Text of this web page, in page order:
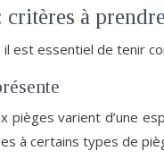
à
est essentiel de tenir
pièges varient d’une
à certains types de